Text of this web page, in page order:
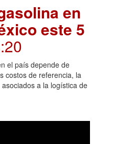
en
este 5
el país depende de
costos de referencia, la
a la logística de